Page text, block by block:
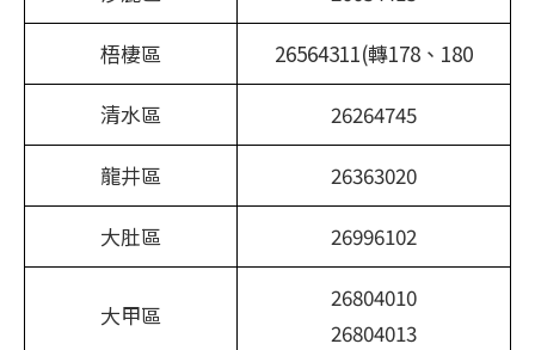
梧棲區 26564311(轉178、180
清水區 26264745
龍井區 26363020
大肚區 26996102
大甲區
26804010
26804013